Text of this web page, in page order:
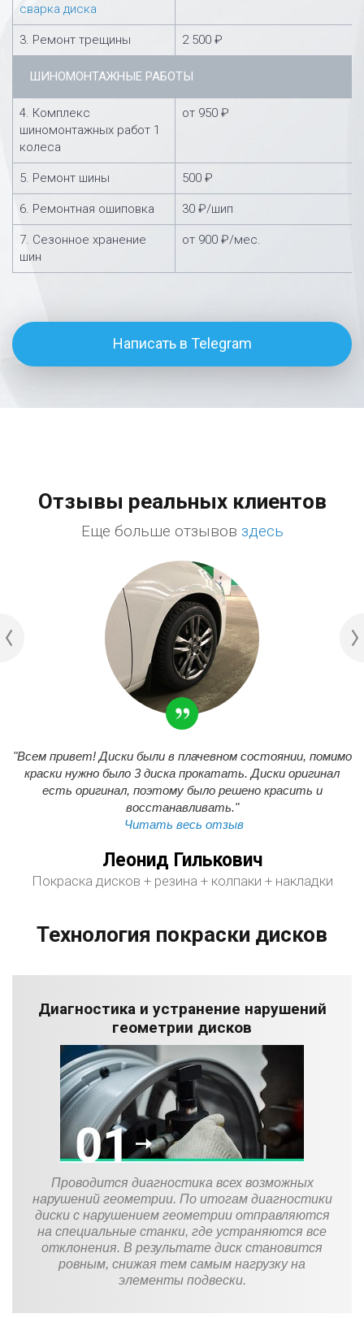
сварка диска
3. Ремонт трещины 2 500 ₽
ШИНОМОНТАЖНЫЕ РАБОТЫ
4. Комплекс
шиномонтажных работ 1
колеса
от 950 ₽
5. Ремонт шины 500 ₽
6. Ремонтная ошиповка 30 ₽/шип
7. Сезонное хранение
шин
от 900 ₽/мес.
Написать в Telegram
Отзывы реальных клиентов
Еще больше отзывов здесь
"Всем привет! Диски были в плачевном состоянии, помимо
краски нужно было 3 диска прокатать. Диски оригинал
есть оригинал, поэтому было решено красить и
восстанавливать."
Читать весь отзыв
Леонид Гилькович
Покраска дисков + резина + колпаки + накладки
Технология покраски дисков
Диагностика и устранение нарушений
геометрии дисков
Проводится диагностика всех возможных
нарушений геометрии. По итогам диагностики
диски с нарушением геометрии отправляются
на специальные станки, где устраняются все
отклонения. В результате диск становится
ровным, снижая тем самым нагрузку на
элементы подвески.